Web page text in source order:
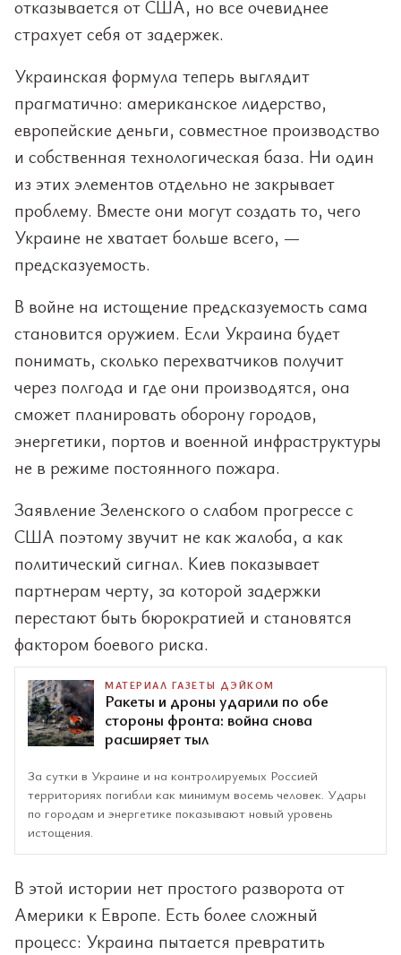
отказывается от США, но все очевиднее
страхует себя от задержек.
Украинская формула теперь выглядит
прагматично: американское лидерство,
европейские деньги, совместное производство
и собственная технологическая база. Ни один
из этих элементов отдельно не закрывает
проблему. Вместе они могут создать то, чего
Украине не хватает больше всего, —
предсказуемость.
В войне на истощение предсказуемость сама
становится оружием. Если Украина будет
понимать, сколько перехватчиков получит
через полгода и где они производятся, она
сможет планировать оборону городов,
энергетики, портов и военной инфраструктуры
не в режиме постоянного пожара.
Заявление Зеленского о слабом прогрессе с
США поэтому звучит не как жалоба, а как
политический сигнал. Киев показывает
партнерам черту, за которой задержки
перестают быть бюрократией и становятся
фактором боевого риска.
МАТЕРИАЛ ГАЗЕТЫ ДЭЙКОМ
Ракеты и дроны ударили по обе
стороны фронта: война снова
расширяет тыл
За сутки в Украине и на контролируемых Россией
территориях погибли как минимум восемь человек. Удары
по городам и энергетике показывают новый уровень
истощения.
В этой истории нет простого разворота от
Америки к Европе. Есть более сложный
процесс: Украина пытается превратить